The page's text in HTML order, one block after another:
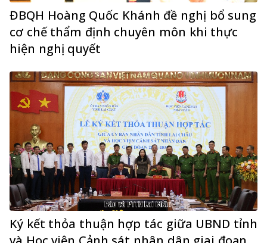
ĐBQH Hoàng Quốc Khánh đề nghị bổ sung
cơ chế thẩm định chuyên môn khi thực
hiện nghị quyết
Ký kết thỏa thuận hợp tác giữa UBND tỉnh